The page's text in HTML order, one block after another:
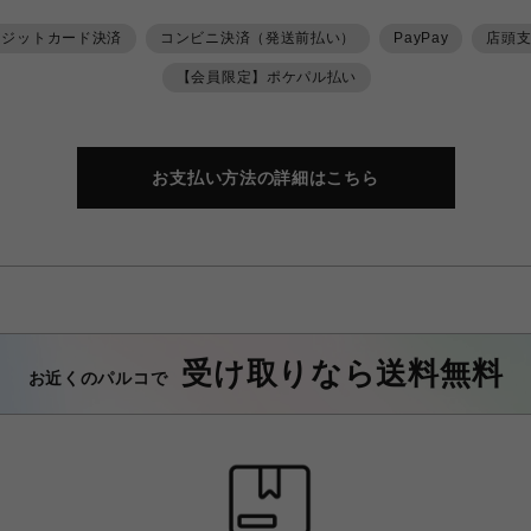
ットカード決済 コンビニ決済（発送前払い） PayPay 店頭
【会員限定】ポケパル払い
お支払い方法の詳細はこちら
お近くのパルコで 受け取りなら送料無料